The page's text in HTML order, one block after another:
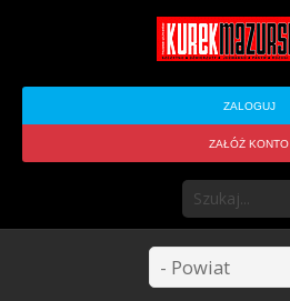
ZALOGUJ
ZAŁÓŻ KONTO